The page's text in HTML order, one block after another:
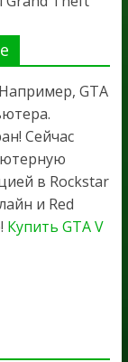
GTA
Сейчас
в Rockstar
и Red
Купить GTA V